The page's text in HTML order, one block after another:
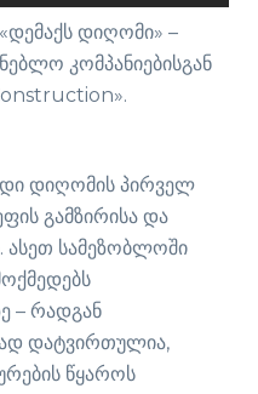
დიღომი» –
კომპანიებისგან
დიღომის პირველ
გამზირისა და
ასეთ სამეზობლოში
– რადგან
დატვირთულია,
წყაროს